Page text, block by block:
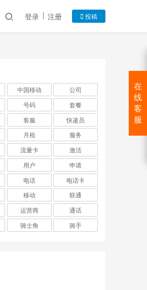
登录 注册 投稿
中国移动
公司
号码
套餐
客服
快递员
月租
服务
流量卡
激活
用户
申请
电话
电话卡
移动
联通
运营商
通话
骑士角 骑手
在
线
客
服